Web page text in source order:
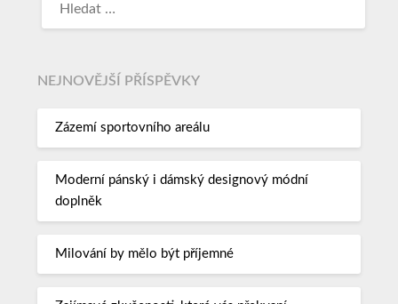
NEJNOVĚJŠÍ PŘÍSPĚVKY
Zázemí sportovního areálu
Moderní pánský i dámský designový módní
doplněk
Milování by mělo být příjemné